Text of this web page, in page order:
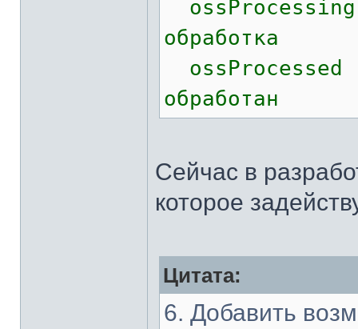
обработка
обработан
Сейчас в
которое
Цитата:
6. Добавить